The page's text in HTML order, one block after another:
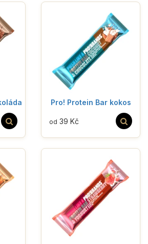
Pro! Protein Bar kokos
od 39 Kč